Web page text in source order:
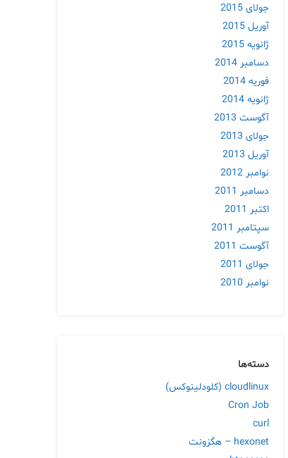
جولای 2015
آوریل 2015
ژانویه 2015
دسامبر 2014
فوریه 2014
ژانویه 2014
آگوست 2013
جولای 2013
آوریل 2013
نوامبر 2012
دسامبر 2011
اکتبر 2011
سپتامبر 2011
آگوست 2011
جولای 2011
نوامبر 2010
دسته‌ها
cloudlinux (کلودلینوکس)
Cron Job
curl
hexonet – هگزونت